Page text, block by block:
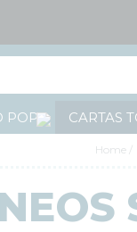
POP! CARTAS
Home